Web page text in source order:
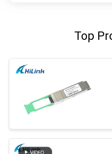
Top